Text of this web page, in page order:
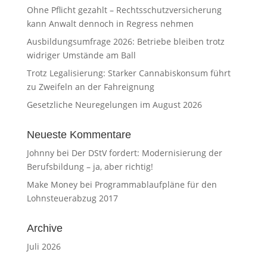
Ohne Pflicht gezahlt – Rechtsschutzversicherung
kann Anwalt dennoch in Regress nehmen
Ausbildungsumfrage 2026: Betriebe bleiben trotz
widriger Umstände am Ball
Trotz Legalisierung: Starker Cannabiskonsum führt
zu Zweifeln an der Fahreignung
Gesetzliche Neuregelungen im August 2026
Neueste Kommentare
Johnnybei Der DStV fordert: Modernisierung der
Berufsbildung – ja, aber richtig!
Make Moneybei Programmablaufpläne für den
Lohnsteuerabzug 2017
Archive
Juli 2026